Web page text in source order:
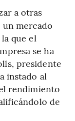
a otras
mercado
que el
se ha
presidente
instado al
rendimiento
de